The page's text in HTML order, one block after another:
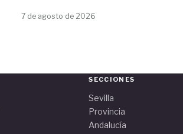
7 de agosto de 2026
SECCIONES
Sevilla
Provincia
Andalucía